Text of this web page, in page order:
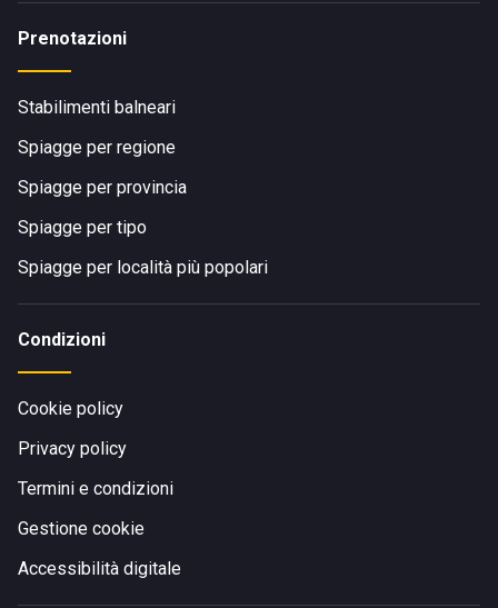
Prenotazioni
Stabilimenti balneari
Spiagge per regione
Spiagge per provincia
Spiagge per tipo
Spiagge per località più popolari
Condizioni
Cookie policy
Privacy policy
Termini e condizioni
Gestione cookie
Accessibilità digitale